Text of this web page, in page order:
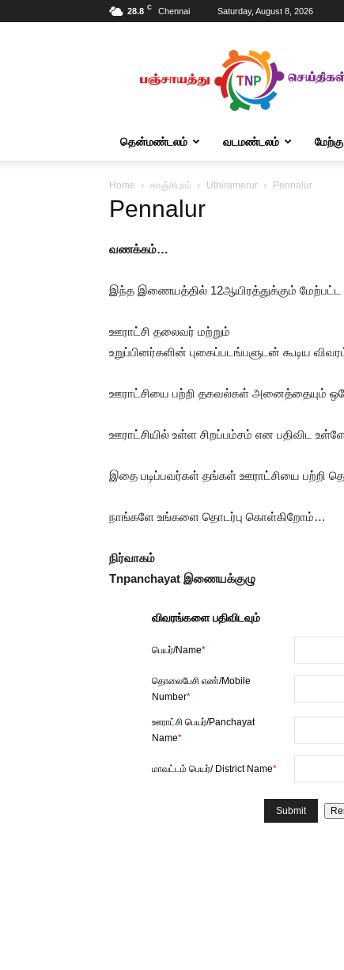
28.8 C Chennai Saturday, August 8, 2026
Tnpanchayat
தென்மண்டலம் வடமண்டலம்
Home காஞ்சிபுரம் Uthiramerur Pennalur
Pennalur
வணக்கம்…
இந்த இணையத்தில் 12ஆயிரத்துக்கும்
ஊராட்சி தலைவர் மற்றும்
உறுப்பினர்களின் புகைப்படங்பளுடன் கூடிய
ஊராட்சியை பற்றி தகவல்கள் அனைத்தையும் ஒரே
ஊராட்சியில் உள்ள சிறப்பம்சம் என பதிவிட
இதை படிப்பவர்கள் தங்கள் ஊராட்சியை பற்றி
நாங்களே உங்களை தொடர்பு கொள்கிறோம்…
நிர்வாகம்
Tnpanchayat இணையக்குழு
விவரங்களை பதிவிடவும்
பெயர்/Name*
தொலைபேசி எண்/Mobile
Number*
ஊராட்சி பெயர்/Panchayat
Name*
மாவட்டம் பெயர்/ District Name*